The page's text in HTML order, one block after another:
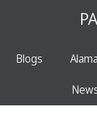
Blogs